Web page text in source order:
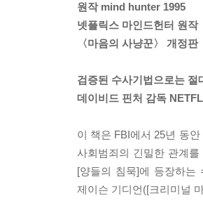
--- p.162
내가 동네 경찰서 사람들
살인범’이라고 명명했다.
이 사건은 1979년 8월에
편이 경찰에 신고했다. 그
어앉은 자세를 하고 있었
신용카드와 현금 10달러
--- p.231
원작 mind hunter 1995
넷플릭스 마인드헌터 원작
〈마음의 사냥꾼〉 개정판
검증된 수사기법으로는
데이비드 핀처 감독
이 책은 FBI에서 25년 동
사회범죄의 긴밀한 관계
[양들의 침묵]에 등장하는
제이슨 기디언([크리미널